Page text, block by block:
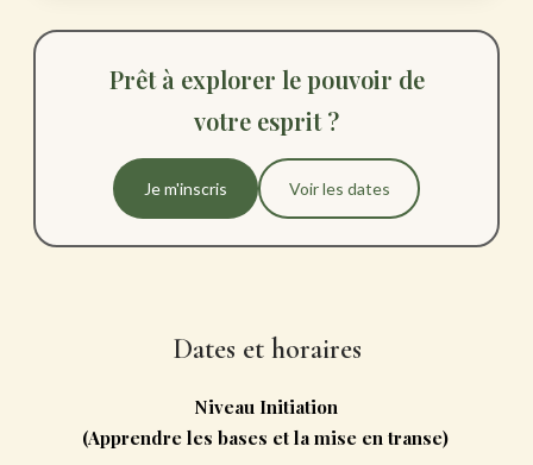
Prêt à explorer le pouvoir de
votre esprit ?
Je m'inscris Voir les dates
Dates et horaires
Niveau Initiation
(Apprendre les bases et la mise en transe)